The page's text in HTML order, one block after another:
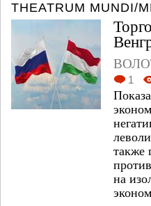
THEATRUM
1
также
на